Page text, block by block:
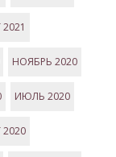
НОЯБРЬ 2020
ИЮЛЬ 2020